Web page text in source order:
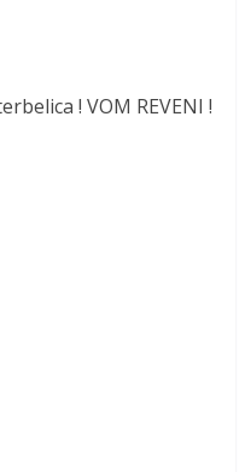
! VOM REVENI !